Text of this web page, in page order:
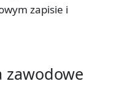
zapisie i
zawodowe